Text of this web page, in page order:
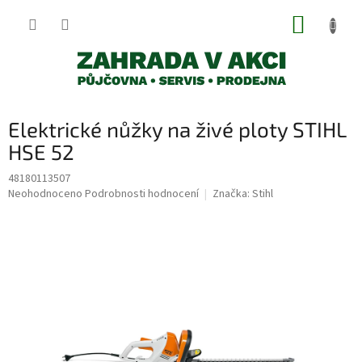
Elektrické nůžky na živé ploty STIHL
HSE 52
48180113507
Průměrné
Neohodnoceno Podrobnosti hodnocení Značka: Stihl